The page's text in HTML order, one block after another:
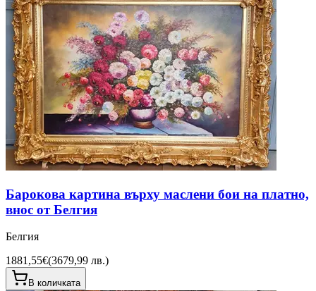
Барокова картина върху маслени бои на платно,
внос от Белгия
Белгия
1881,55€(3679,99 лв.)
В количката